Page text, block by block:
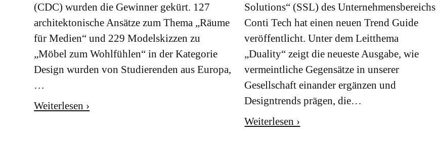
(CDC) wurden die Gewinner gekürt. 127
architektonische Ansätze zum Thema „Räume
für Medien“ und 229 Modelskizzen zu
„Möbel zum Wohlfühlen“ in der Kategorie
Design wurden von Studierenden aus Europa,
…
Weiterlesen ›
Solutions“ (SSL) des Unternehmensbereichs
Conti Tech hat einen neuen Trend Guide
veröffentlicht. Unter dem Leitthema
„Duality“ zeigt die neueste Ausgabe, wie
vermeintliche Gegensätze in unserer
Gesellschaft einander ergänzen und
Designtrends prägen, die…
Weiterlesen ›